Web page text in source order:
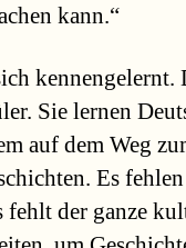
kann.“
Sie lernen
auf dem Weg
Es
fehlt der ganze